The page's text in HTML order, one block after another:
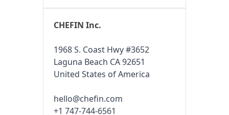
CHEFIN Inc.
1968 S. Coast Hwy #3652
Laguna Beach CA 92651
United States of America
hello@chefin.com
+1 747-744-6561